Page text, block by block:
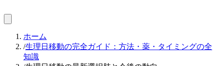
ホーム
/生理日移動の完全ガイド：方法・薬・タイミングの全
知識